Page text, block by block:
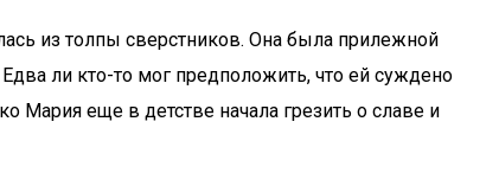
из толпы сверстников. Она была прилежной
ли кто-то мог предположить, что ей суждено
Мария еще в детстве начала грезить о славе и